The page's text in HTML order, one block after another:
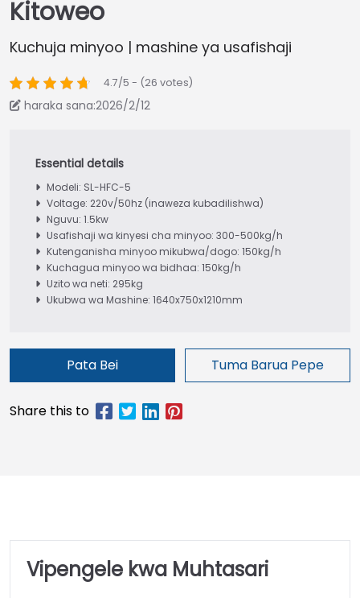
Kitoweo
Kuchuja minyoo | mashine ya usafishaji
4.7/5 - (26 votes)
haraka sana:2026/2/12
Modeli: SL-HFC-5
Voltage: 220v/50hz (inaweza kubadilishwa)
Nguvu: 1.5kw
Usafishaji wa kinyesi cha minyoo: 300-500kg/h
Kutenganisha minyoo mikubwa/dogo: 150kg/h
Kuchagua minyoo wa bidhaa: 150kg/h
Uzito wa neti: 295kg
Ukubwa wa Mashine: 1640x750x1210mm
Pata Bei Tuma Barua Pepe
Vipengele kwa Muhtasari